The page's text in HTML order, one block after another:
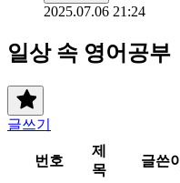
2025.07.06 21:24
일상 속 영어공부
글쓰기
번호
제
목
글쓴이